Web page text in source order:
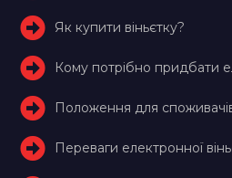
Як купити віньєтку?
Кому потрібно придбати
Положення для
Переваги електронної